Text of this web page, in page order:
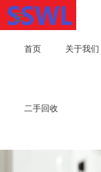
首页 关于我们
二手回收